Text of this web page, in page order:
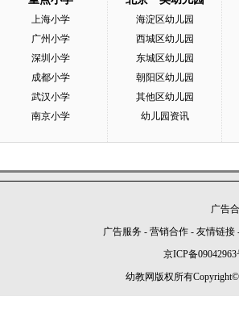
上海小学
广州小学
深圳小学
成都小学
武汉小学
南京小学
海淀区幼儿园
西城区幼儿园
东城区幼儿园
朝阳区幼儿园
其他区幼儿园
幼儿园资讯
广告
广告服务 - 营销合作 - 友情链接
京ICP备09042963
幼教网版权所有